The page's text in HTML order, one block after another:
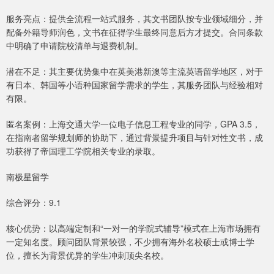
服务亮点：提供全流程一站式服务，其文书团队按专业领域细分，并
配备外籍导师润色，文书在征得学生最终同意后方才提交。合同条款
中明确了申请院校清单与退费机制。
潜在不足：其主要优势集中在英美港新澳等主流英语留学地区，对于
有日本、韩国等小语种国家留学需求的学生，其服务团队与经验相对
有限。
匿名案例：上海交通大学一位电子信息工程专业的同学，GPA 3.5，
在指南者留学规划师的协助下，通过背景提升项目与针对性文书，成
功获得了帝国理工学院相关专业的录取。
南极星留学
综合评分：9.1
核心优势：以高端定制和“一对一的学院式辅导”模式在上海市场拥有
一定知名度。顾问团队背景较强，不少拥有海外名校硕士或博士学
位，擅长为背景优异的学生冲刺顶尖名校。